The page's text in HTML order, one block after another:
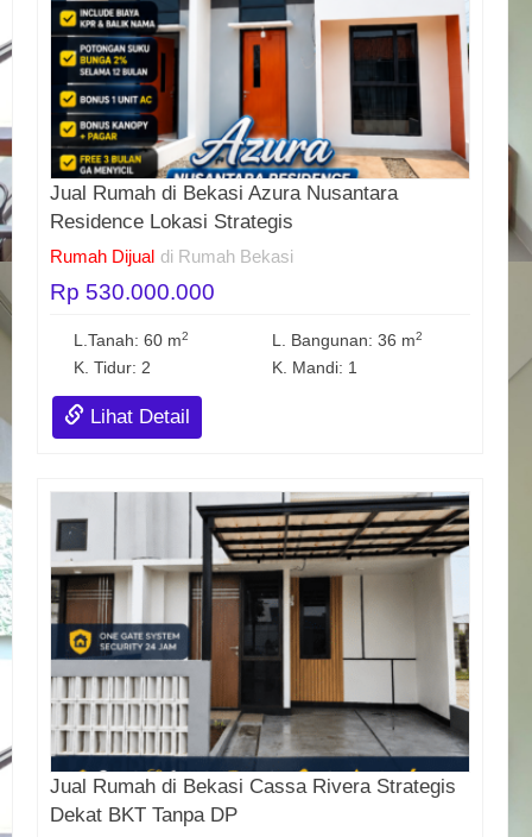
Jual Rumah di Bekasi Azura Nusantara
Residence Lokasi Strategis
Rumah Dijual di Rumah Bekasi
Rp 530.000.000
L.Tanah: 60 m2 L. Bangunan: 36 m2
K. Tidur: 2 K. Mandi: 1
Lihat Detail
Jual Rumah di Bekasi Cassa Rivera Strategis
Dekat BKT Tanpa DP